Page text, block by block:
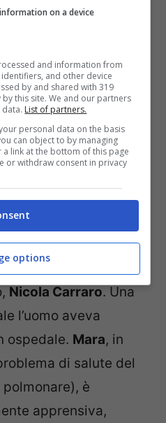
, intervistata
un episodio che ha
Nicola Carraro. Una
l’uomo aveva
ospedale. Mara, in
di salute del
è
apprensiva,
on a device
and information from
and other device
by and shared with 319
this site. We and our partners
List of partners.
personal data on the basis
can object to by managing
link at the bottom of this page
or withdraw consent in privacy
options